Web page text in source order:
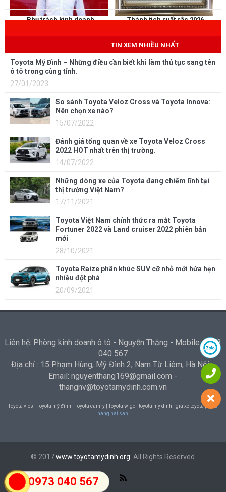
0973 040 567
Phụ trách kinh doanh Thành tích suất sắc 2026
TIN XEM NHIỀU NHẤT
Toyota Mỹ Đình – Những điều cần biết khi làm thủ tục sang tên
ô tô trong cùng tỉnh.
27/01/2023
So sánh Toyota Veloz Cross và Toyota Innova:
Nên chọn xe nào?
15/07/2022
Đánh giá tổng quan về xe Toyota Veloz Cross
2022 HOT nhất trên thị trường.
14/07/2022
Những dòng xe của Toyota đang chiếm lĩnh tại
thị trường Việt Nam?
17/11/2021
Toyota Việt Nam chính thức ra mắt Toyota
Fortuner 2022 và Land cruiser 2022 phiên bản
mới
28/10/2021
Toyota Raize phân khúc SUV cỡ nhỏ mới hứa hẹn
nhiều đột phá
20/09/2021
Liên hệ: Phòng kinh doanh ô tô - Nguyễn Thắng - Mobile: 0973
040 567
Địa chỉ : 15 Phạm Hùng, Mỹ Đình 2, Nam Từ Liêm, Hà Nội -
Email: nguyenthang169@gmail.com -
thangnv@toyotamydinh.com.vn
Toyota vios | Toyota mỹ đình | Toyota camry | Toyota wigo | toyota my dinh | giá xe toyota |
Nha
hang hai san
© 2017www.toyotamydinh.org . All Rights Reserved